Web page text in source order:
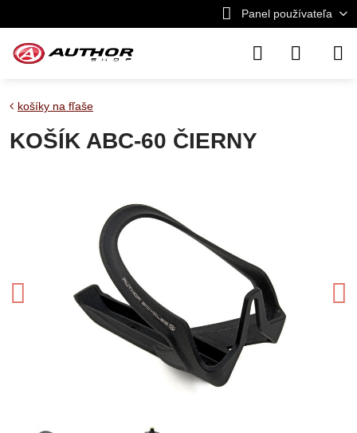
Panel používateľa
košíky na fľaše
KOŠÍK ABC-60 ČIERNY